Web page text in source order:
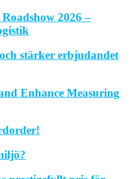
2026 –
stärker erbjudandet
Enhance Measuring